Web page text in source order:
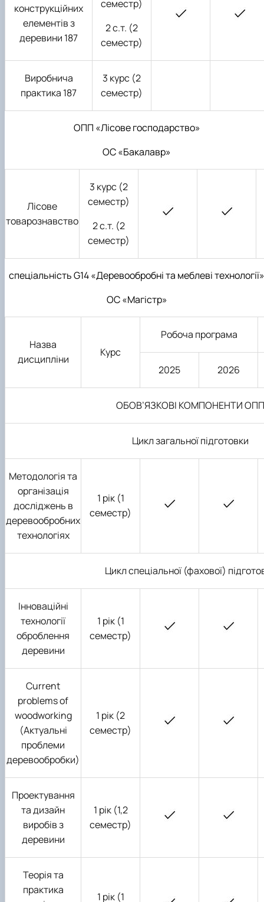
конструкційних
елементів з
деревини 187
семестр)
2 с.т. (2
семестр)
Виробнича
практика 187
3 курс (2
семестр)
ОПП «Лісове господарство»
ОС «Бакалавр»
Лісове
товарознавство
3 курс (2
семестр)
2 с.т. (2
семестр)
спеціальністьG14«Деревообробні та меблеві технології»
ОС «Магістр»
Назва
дисципліни
Курс
Робоча програма
2025 2026
ОБОВ’ЯЗКОВІ КОМПОНЕНТИ ОПП
Цикл загальної підготовки
Методологія та
організація
досліджень в
деревообробних
технологіях
1 рік (1
семестр)
Цикл спеціальної (фахової)
Інноваційні
технології
оброблення
деревини
1 рік (1
семестр)
Current
problems of
woodworking
(Актуальні
проблеми
деревообробки)
1 рік (2
семестр)
Проектування
та дизайн
виробів з
деревини
1 рік (1,2
семестр)
Теорія та
практика
1 рік (1